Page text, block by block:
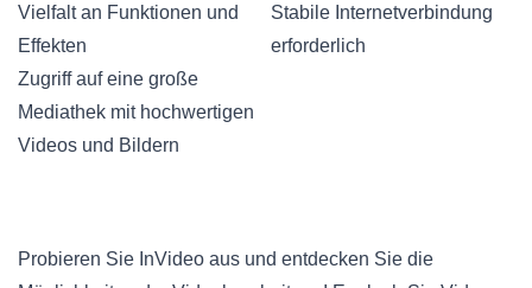
Vielfalt an Funktionen und
Effekten
Stabile Internetverbindung
erforderlich
Zugriff auf eine große
Mediathek mit hochwertigen
Videos und Bildern
Probieren Sie InVideo aus und entdecken Sie die